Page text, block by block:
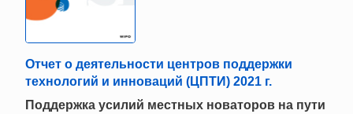
Отчет о деятельности центров поддержки
технологий и инноваций (ЦПТИ) 2021 г.
Поддержка усилий местных новаторов на пути